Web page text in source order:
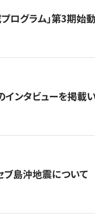
ログラム」第3期
インタビューを掲載
ブ島沖地震について